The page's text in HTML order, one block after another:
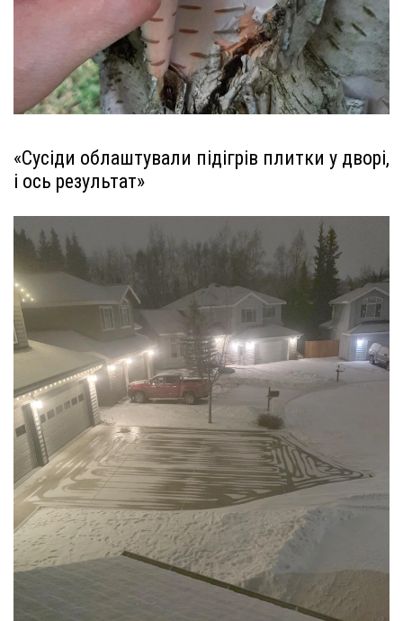
«Сусіди облаштували підігрів плитки у дворі,
і ось результат»